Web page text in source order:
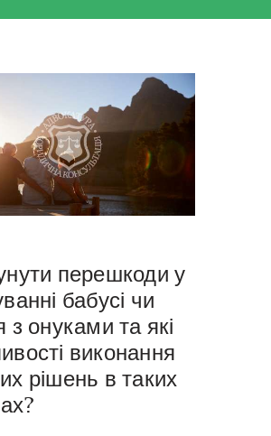
перешкоди у
бабусі чи
з онуками та які
виконання
рішень в таких